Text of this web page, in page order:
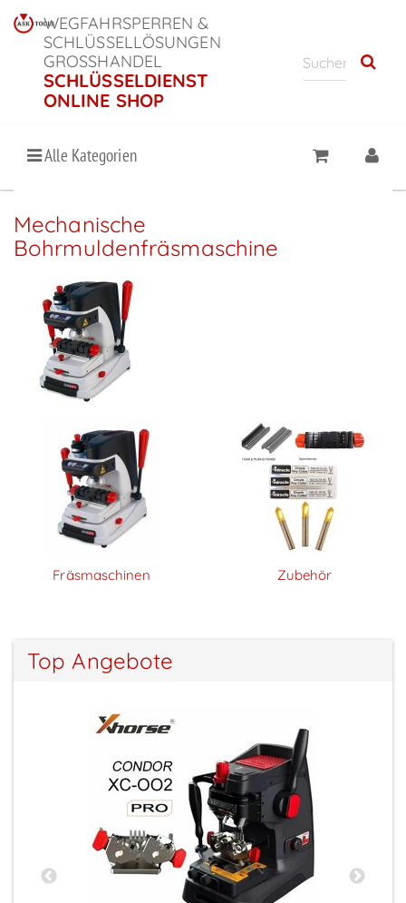
WEGFAHRSPERREN &
SCHLÜSSELLÖSUNGEN
GROSSHANDEL
SCHLÜSSELDIENST
ONLINE SHOP
Alle Kategorien
Mechanische
Bohrmuldenfräsmaschine
Fräsmaschinen Zubehör
Top Angebote